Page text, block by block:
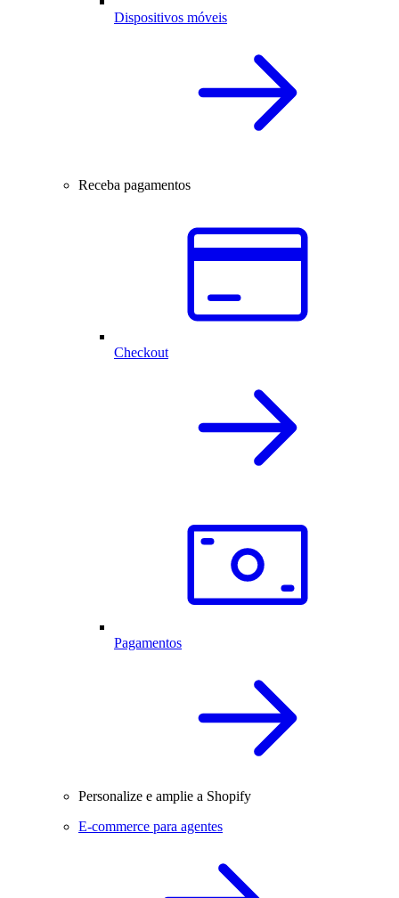
Dispositivos móveis
Receba pagamentos
Checkout
Pagamentos
Personalize e amplie a Shopify
E-commerce para agentes